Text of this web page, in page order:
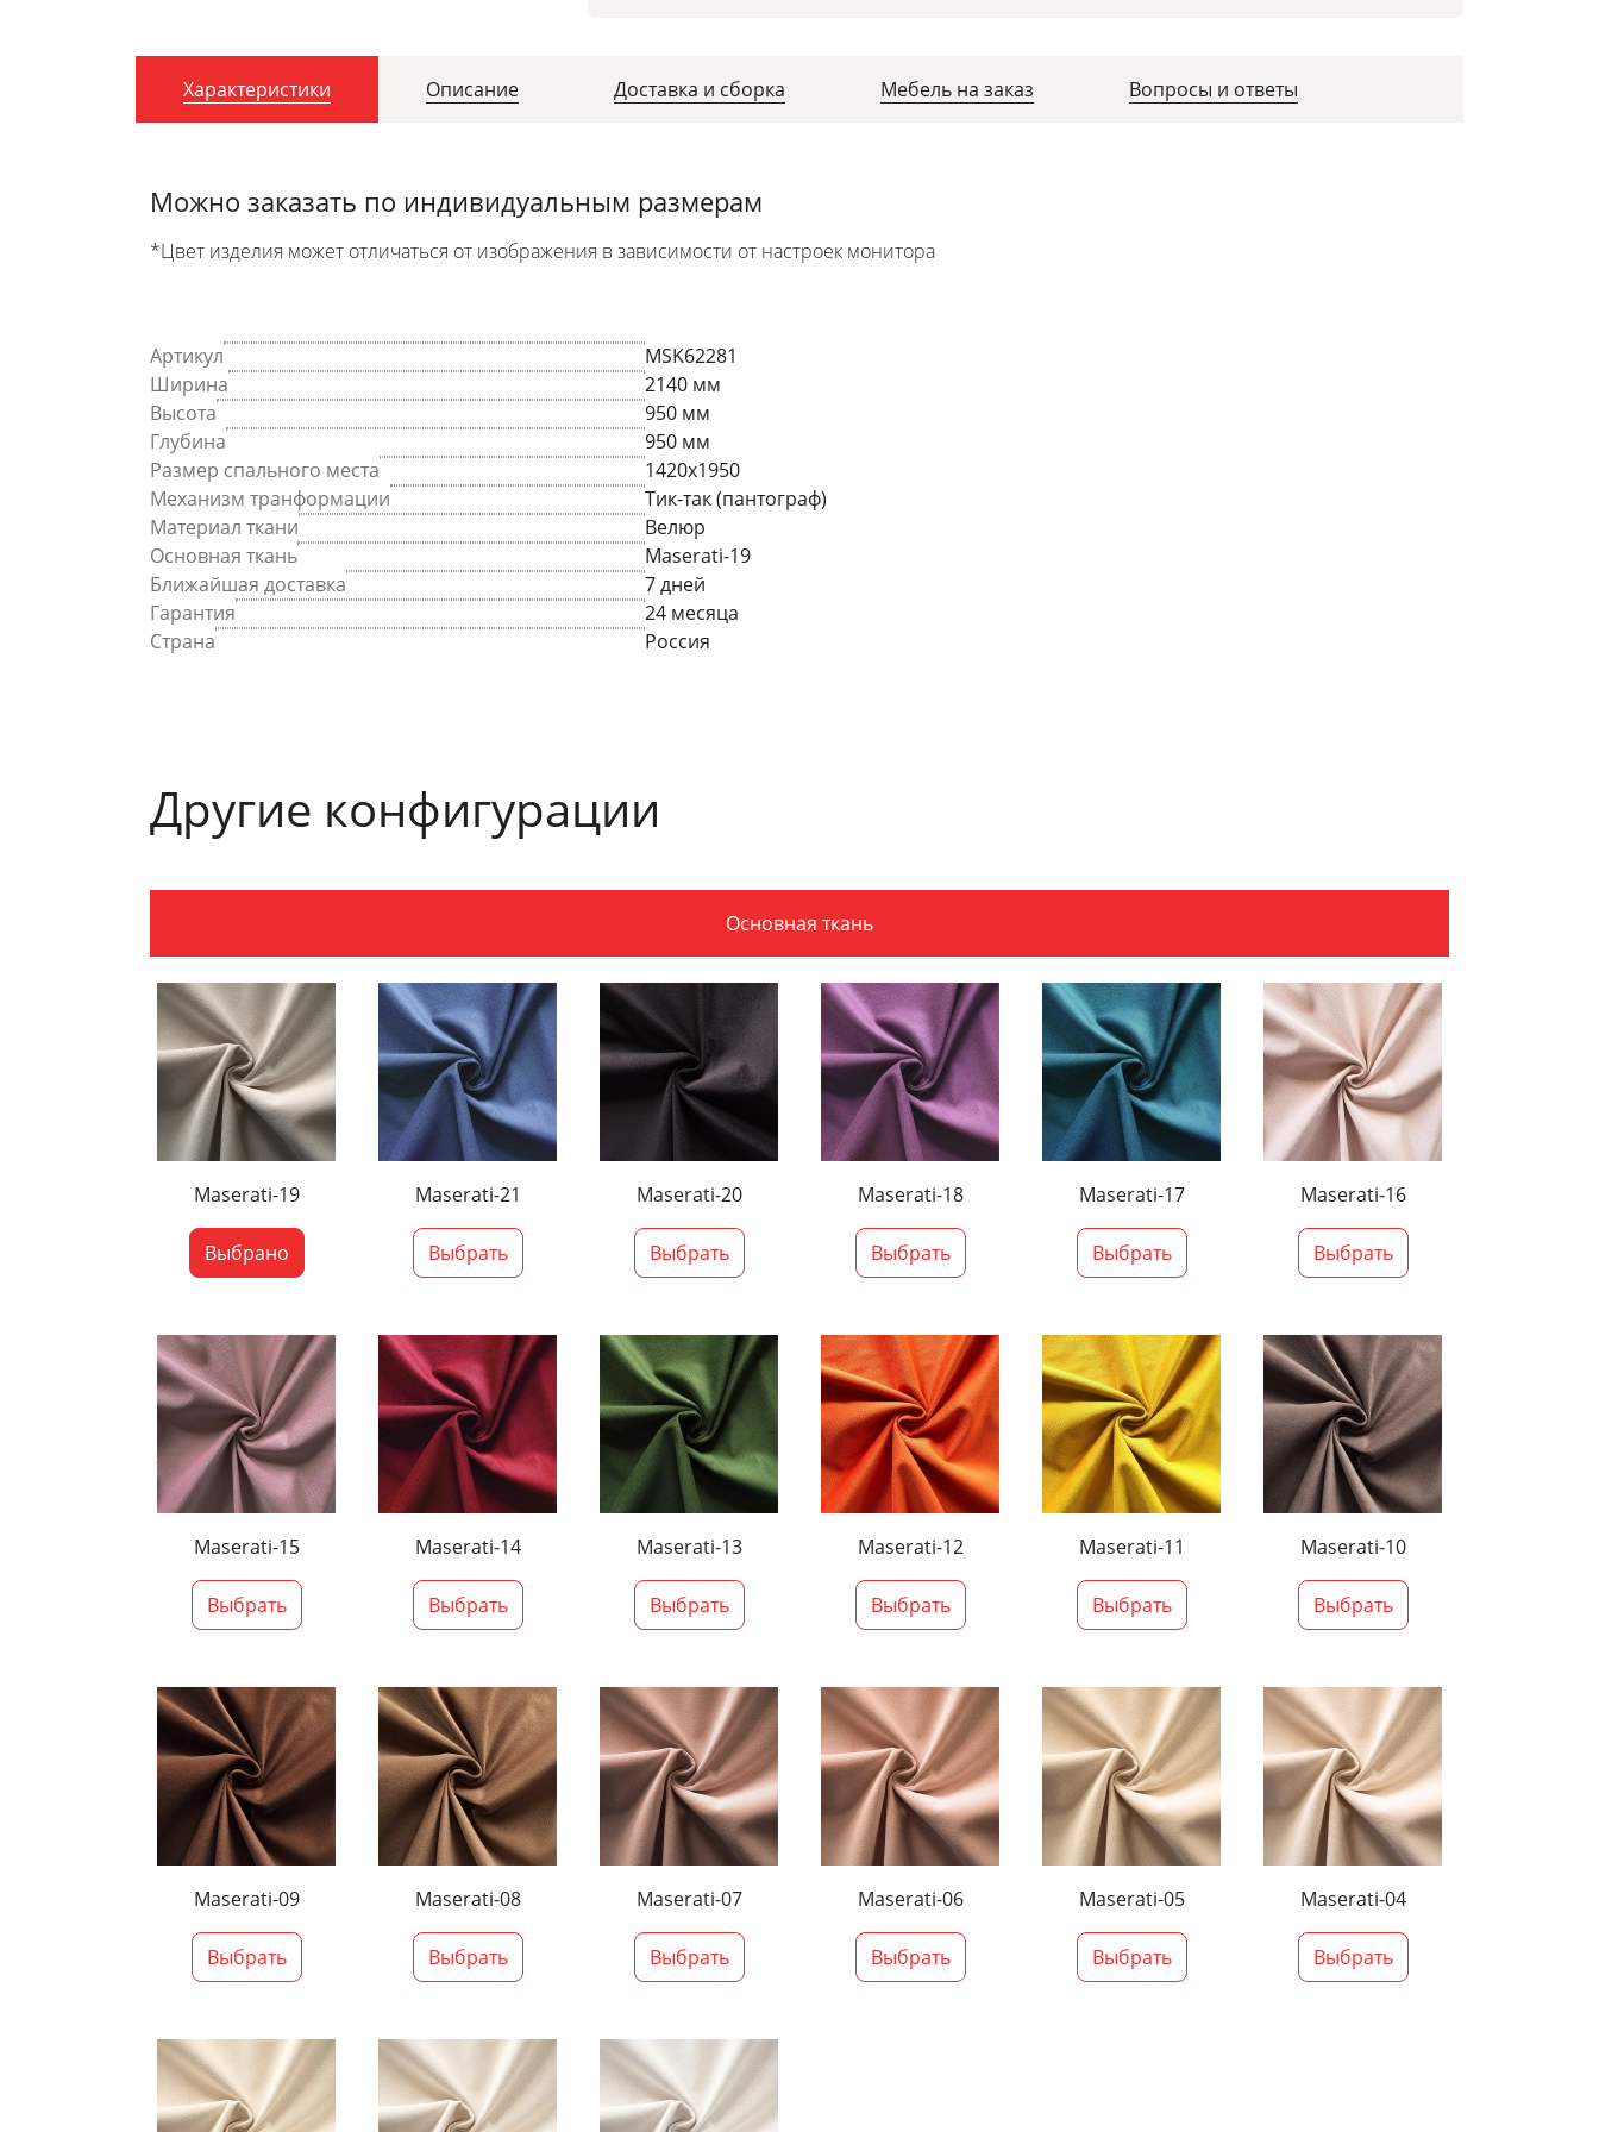
Характеристики Описание Доставка и сборка Мебель на заказ Вопросы и ответы
Можно заказать по индивидуальным размерам
*Цвет изделия может отличаться от изображения в зависимости от настроек монитора
Артикул
MSK62281
Ширина
2140 мм
Высота
950 мм
Глубина
950 мм
Размер спального места
1420х1950
Механизм транформации
Тик-так (пантограф)
Материал ткани
Велюр
Основная ткань
Maserati-19
Ближайшая доставка
7 дней
Гарантия
24 месяца
Страна
Россия
Другие конфигурации
Основная ткань
Maserati-19
Выбрано
Maserati-21
Выбрать
Maserati-20
Выбрать
Maserati-18
Выбрать
Maserati-17
Выбрать
Maserati-16
Выбрать
Maserati-15
Выбрать
Maserati-14
Выбрать
Maserati-13
Выбрать
Maserati-12
Выбрать
Maserati-11
Выбрать
Maserati-10
Выбрать
Maserati-09
Выбрать
Maserati-08
Выбрать
Maserati-07
Выбрать
Maserati-06
Выбрать
Maserati-05
Выбрать
Maserati-04
Выбрать